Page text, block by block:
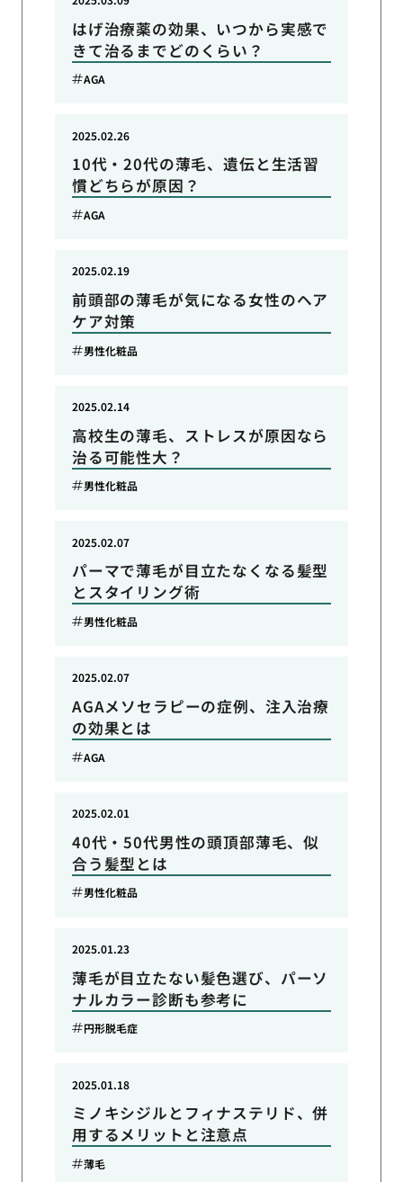
はげ治療薬の効果、いつから実感で
きて治るまでどのくらい？
AGA
10代・20代の薄毛、遺伝と生活習
慣どちらが原因？
2025.02.26
AGA
前頭部の薄毛が気になる女性のヘア
ケア対策
2025.02.19
男性化粧品
高校生の薄毛、ストレスが原因なら
治る可能性大？
2025.02.14
男性化粧品
パーマで薄毛が目立たなくなる髪型
とスタイリング術
2025.02.07
男性化粧品
AGAメソセラピーの症例、注入治療
の効果とは
2025.02.07
AGA
40代・50代男性の頭頂部薄毛、似
合う髪型とは
2025.02.01
男性化粧品
薄毛が目立たない髪色選び、パーソ
ナルカラー診断も参考に
2025.01.23
円形脱毛症
ミノキシジルとフィナステリド、併
用するメリットと注意点
2025.01.18
薄毛